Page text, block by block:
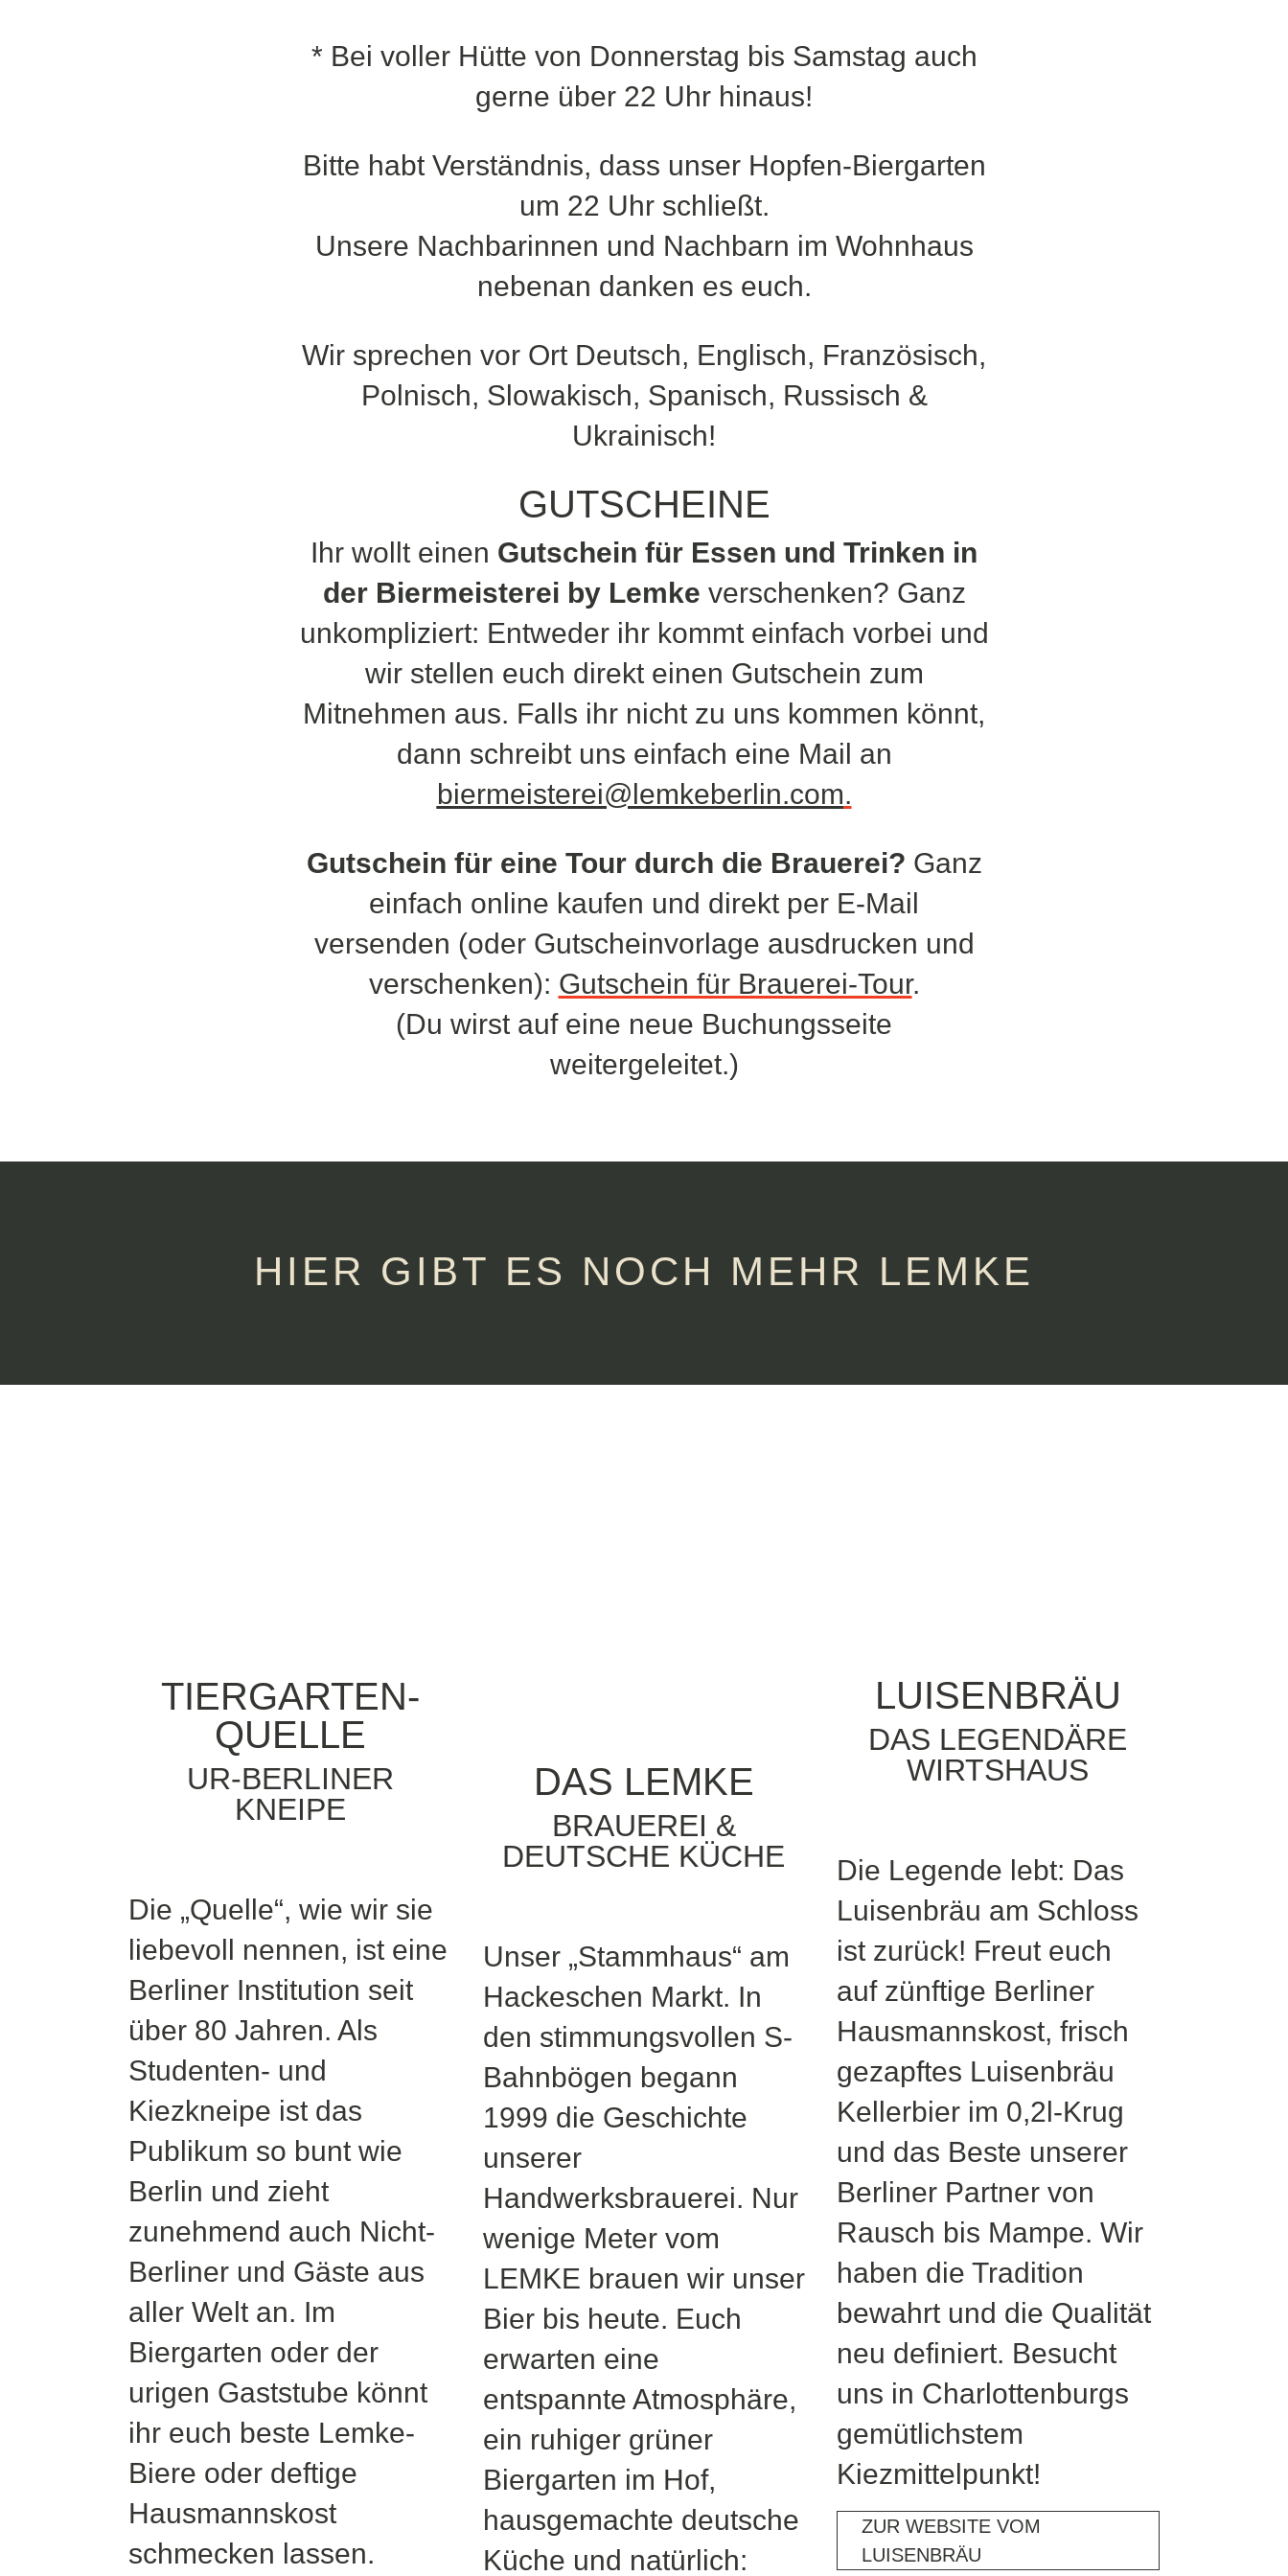
* Bei voller Hütte von Donnerstag bis Samstag auch
gerne über 22 Uhr hinaus!
Bitte habt Verständnis, dass unser Hopfen-Biergarten
um 22 Uhr schließt.
Unsere Nachbarinnen und Nachbarn im Wohnhaus
nebenan danken es euch.
Wir sprechen vor Ort Deutsch, Englisch, Französisch,
Polnisch, Slowakisch, Spanisch, Russisch &
Ukrainisch!
GUTSCHEINE
Ihr wollt einen Gutschein für Essen und Trinken in
der Biermeisterei by Lemke verschenken? Ganz
unkompliziert: Entweder ihr kommt einfach vorbei und
wir stellen euch direkt einen Gutschein zum
Mitnehmen aus. Falls ihr nicht zu uns kommen könnt,
dann schreibt uns einfach eine Mail an
biermeisterei@lemkeberlin.com.
Gutschein für eine Tour durch die Brauerei? Ganz
einfach online kaufen und direkt per E-Mail
versenden (oder Gutscheinvorlage ausdrucken und
verschenken): Gutschein für Brauerei-Tour.
(Du wirst auf eine neue Buchungsseite
weitergeleitet.)
HIER GIBT ES NOCH MEHR LEMKE
TIERGARTEN-
QUELLE
UR-BERLINER
KNEIPE
Die „Quelle“, wie wir sie
liebevoll nennen, ist eine
Berliner Institution seit
über 80 Jahren. Als
Studenten- und
Kiezkneipe ist das
Publikum so bunt wie
Berlin und zieht
zunehmend auch Nicht-
Berliner und Gäste aus
aller Welt an. Im
Biergarten oder der
urigen Gaststube könnt
ihr euch beste Lemke-
Biere oder deftige
Hausmannskost
schmecken lassen.
DAS LEMKE
BRAUEREI &
DEUTSCHE KÜCHE
Unser „Stammhaus“ am
Hackeschen Markt. In
den stimmungsvollen S-
Bahnbögen begann
1999 die Geschichte
unserer
Handwerksbrauerei. Nur
wenige Meter vom
LEMKE brauen wir unser
Bier bis heute. Euch
erwarten eine
entspannte Atmosphäre,
ein ruhiger grüner
Biergarten im Hof,
hausgemachte deutsche
Küche und natürlich:
LUISENBRÄU
DAS LEGENDÄRE
WIRTSHAUS
Die Legende lebt: Das
Luisenbräu am Schloss
ist zurück! Freut euch
auf zünftige Berliner
Hausmannskost, frisch
gezapftes Luisenbräu
Kellerbier im 0,2l-Krug
und das Beste unserer
Berliner Partner von
Rausch bis Mampe. Wir
haben die Tradition
bewahrt und die Qualität
neu definiert. Besucht
uns in Charlottenburgs
gemütlichstem
Kiezmittelpunkt!​
ZUR WEBSITE VOM
LUISENBRÄU